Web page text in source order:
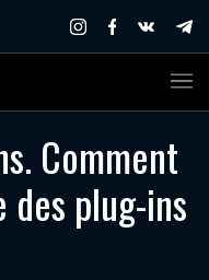
Comment
plug-ins